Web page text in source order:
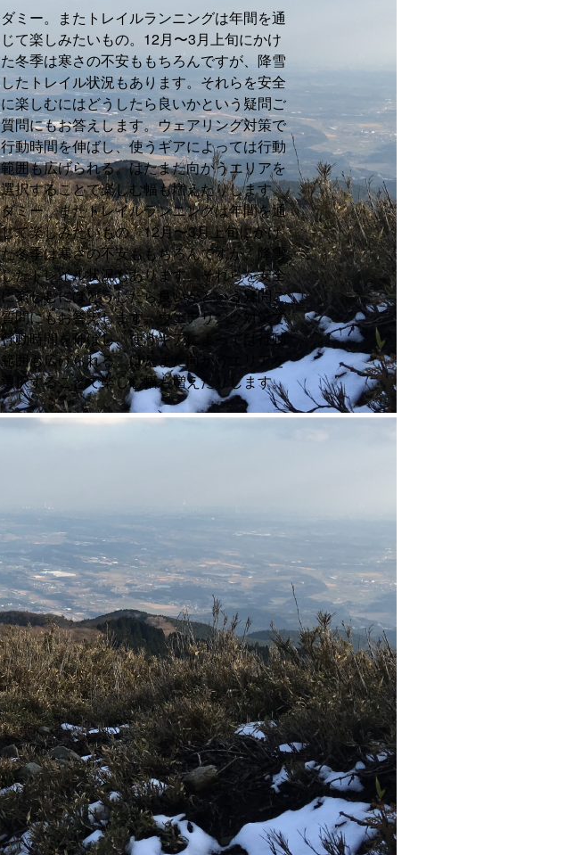
ダミー。またトレイルランニングは年間を通
じて楽しみたいもの。12月〜3月上旬にかけ
た冬季は寒さの不安ももちろんですが、降雪
したトレイル状況もあります。それらを安全
に楽しむにはどうしたら良いかという疑問ご
質問にもお答えします。ウェアリング対策で
行動時間を伸ばし、使うギアによっては行動
範囲も広げられる。はたまた向かうエリアを
選択することで楽しむ幅も増えたりします。
ダミー。またトレイルランニングは年間を通
じて楽しみたいもの。12月〜3月上旬にかけ
た冬季は寒さの不安ももちろんですが、降雪
したトレイル状況もあります。それらを安全
に楽しむにはどうしたら良いかという疑問ご
質問にもお答えします。ウェアリング対策で
行動時間を伸ばし、使うギアによっては行動
範囲も広げられる。はたまた向かうエリアを
選択することで楽しむ幅も増えたりします。